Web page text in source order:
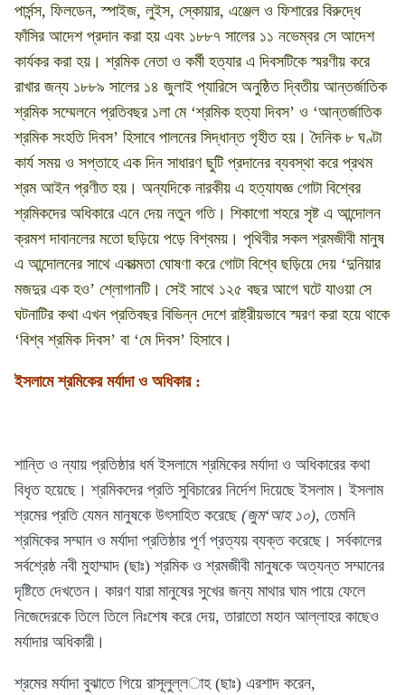
পার্সন্স, ফিলডেন, স্পাইজ, লুইস, স্কোয়ার, এঞ্জেল ও ফিশারের বিরুদ্ধে
ফাঁসির আদেশ প্রদান করা হয় এবং ১৮৮৭ সালের ১১ নভেম্বর সে আদেশ
কার্যকর করা হয়। শ্রমিক নেতা ও কর্মী হত্যার এ দিবসটিকে স্মরণীয় করে
রাখার জন্য ১৮৮৯ সালের ১৪ জুলাই প্যারিসে অনুষ্ঠিত দ্বিতীয় আন্তর্জাতিক
শ্রমিক সম্মেলনে প্রতিবছর ১লা মে ‘শ্রমিক হত্যা দিবস’ ও ‘আন্তর্জাতিক
শ্রমিক সংহতি দিবস’ হিসাবে পালনের সিদ্ধান্ত গৃহীত হয়। দৈনিক ৮ ঘণ্টা
কার্য সময় ও সপ্তাহে এক দিন সাধারণ ছুটি প্রদানের ব্যবস্থা করে প্রথম
শ্রম আইন প্রণীত হয়। অন্যদিকে নারকীয় এ হত্যাযজ্ঞ গোটা বিশ্বের
শ্রমিকদের অধিকারে এনে দেয় নতুন গতি। শিকাগো শহরে সৃষ্ট এ আন্দোলন
ক্রমশ দাবানলের মতো ছড়িয়ে পড়ে বিশ্বময়। পৃথিবীর সকল শ্রমজীবী মানুষ
এ আন্দোলনের সাথে একাত্মতা ঘোষণা করে গোটা বিশ্বে ছড়িয়ে দেয় ‘দুনিয়ার
মজদুর এক হও’ শ্লোগানটি। সেই সাথে ১২৫ বছর আগে ঘটে যাওয়া সে
ঘটনাটির কথা এখন প্রতিবছর বিভিন্ন দেশে রাষ্ট্রীয়ভাবে স্মরণ করা হয়ে থাকে
‘বিশ্ব শ্রমিক দিবস’ বা ‘মে দিবস’ হিসাবে।
ইসলামে শ্রমিকের মর্যাদা ও অধিকার:
শান্তি ও ন্যায় প্রতিষ্ঠার ধর্ম ইসলামে শ্রমিকের মর্যাদা ও অধিকারের কথা
বিধৃত হয়েছে। শ্রমিকদের প্রতি সুবিচারের নির্দেশ দিয়েছে ইসলাম। ইসলাম
শ্রমের প্রতি যেমন মানুষকে উৎসাহিত করেছে (জুম‘আহ ১০), তেমনি
শ্রমিকের সম্মান ও মর্যাদা প্রতিষ্ঠার পূর্ণ প্রত্যয় ব্যক্ত করেছে। সর্বকালের
সর্বশ্রেষ্ঠ নবী মুহাম্মাদ (ছাঃ) শ্রমিক ও শ্রমজীবী মানুষকে অত্যন্ত সম্মানের
দৃষ্টিতে দেখতেন। কারণ যারা মানুষের সুখের জন্য মাথার ঘাম পায়ে ফেলে
নিজেদেরকে তিলে তিলে নিঃশেষ করে দেয়, তারাতো মহান আল্লাহর কাছেও
মর্যাদার অধিকারী।
শ্রমের মর্যাদা বুঝাতে গিয়ে রাসূলুল্ল­াহ (ছাঃ) এরশাদ করেন,